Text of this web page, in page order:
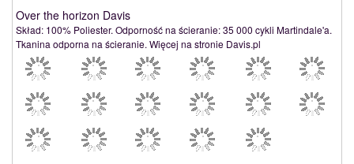
Over the horizon Davis
Skład: 100% Poliester. Odporność na ścieranie: 35 000 cykli Martindale'a.
Tkanina odporna na ścieranie. Więcej na stronie Davis.pl